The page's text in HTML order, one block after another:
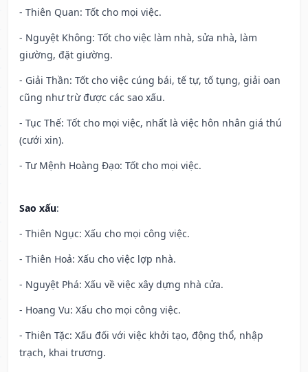
- Thiên Quan: Tốt cho mọi việc.
- Nguyệt Không: Tốt cho việc làm nhà, sửa nhà, làm
giường, đặt giường.
- Giải Thần: Tốt cho việc cúng bái, tế tự, tố tụng, giải oan
cũng như trừ được các sao xấu.
- Tục Thế: Tốt cho mọi việc, nhất là việc hôn nhân giá thú
(cưới xin).
- Tư Mệnh Hoàng Đạo: Tốt cho mọi việc.
Sao xấu:
- Thiên Ngục: Xấu cho mọi công việc.
- Thiên Hoả: Xấu cho việc lợp nhà.
- Nguyệt Phá: Xấu về việc xây dựng nhà cửa.
- Hoang Vu: Xấu cho mọi công việc.
- Thiên Tặc: Xấu đối với việc khởi tạo, động thổ, nhập
trạch, khai trương.